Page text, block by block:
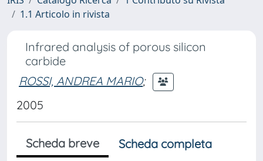
1.1 Articolo in rivista
Infrared analysis of porous silicon
carbide
ROSSI, ANDREA MARIO;
2005
Scheda breve
Scheda completa